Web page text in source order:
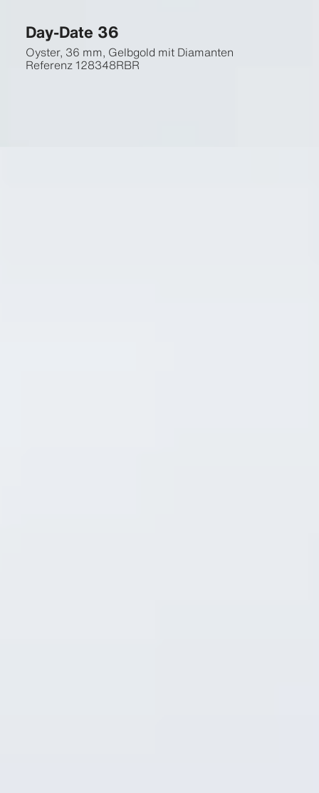
Day-Date 36
Oyster, 36 mm, Gelbgold mit Diamanten
Referenz128348RBR